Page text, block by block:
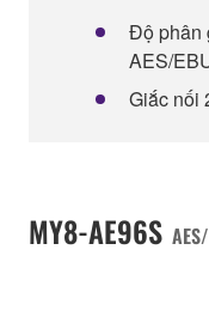
Độ phân
AES/
Giắc nối
MY8-AE96S